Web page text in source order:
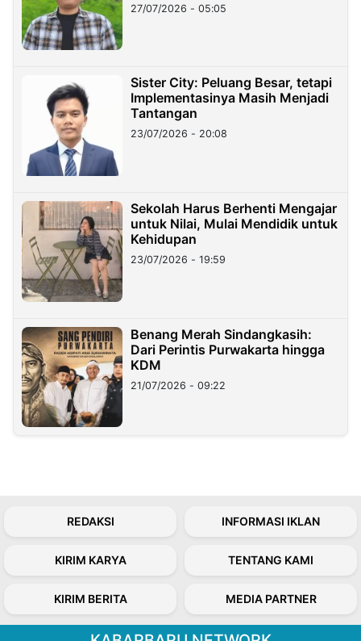
27/07/2026 - 05:05
Sister City: Peluang Besar, tetapi
Implementasinya Masih Menjadi
Tantangan
23/07/2026 - 20:08
Sekolah Harus Berhenti Mengajar
untuk Nilai, Mulai Mendidik untuk
Kehidupan
23/07/2026 - 19:59
Benang Merah Sindangkasih:
Dari Perintis Purwakarta hingga
KDM
21/07/2026 - 09:22
REDAKSI INFORMASI IKLAN
KIRIM KARYA TENTANG KAMI
KIRIM BERITA MEDIA PARTNER